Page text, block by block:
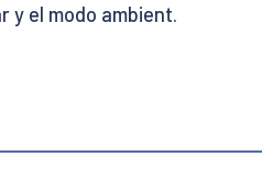
y el modo ambient.